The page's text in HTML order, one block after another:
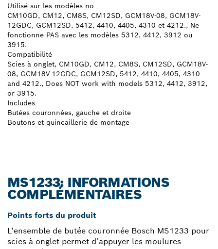
Utilisé sur les modèles no
CM10GD, CM12, CM8S, CM12SD, GCM18V-08, GCM18V-
12GDC, GCM12SD, 5412, 4410, 4405, 4310 et 4212., Ne
fonctionne PAS avec les modèles 5312, 4412, 3912 ou
3915.
Compatibilité
Scies à onglet, CM10GD, CM12, CM8S, CM12SD, GCM18V-
08, GCM18V-12GDC, GCM12SD, 5412, 4410, 4405, 4310
and 4212., Does NOT work with models 5312, 4412, 3912,
or 3915.
Includes
Butées couronnées, gauche et droite
Boutons et quincaillerie de montage
MS1233: INFORMATIONS
COMPLÉMENTAIRES
Points forts du produit
L’ensemble de butée couronnée Bosch MS1233 pour
scies à onglet permet d’appuyer les moulures